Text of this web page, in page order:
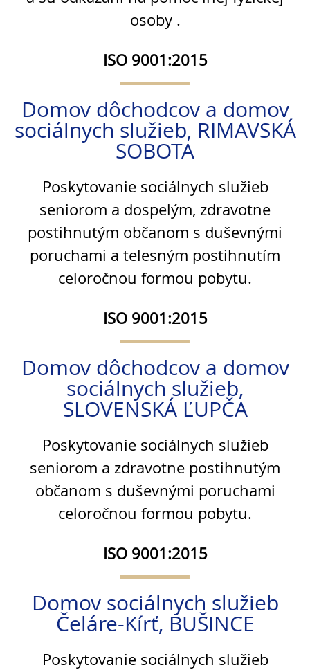
osoby .
ISO 9001:2015
Domov dôchodcov a domov
sociálnych služieb, RIMAVSKÁ
SOBOTA
Poskytovanie sociálnych služieb
seniorom a dospelým, zdravotne
postihnutým občanom s duševnými
poruchami a telesným postihnutím
celoročnou formou pobytu.
ISO 9001:2015
Domov dôchodcov a domov
sociálnych služieb,
SLOVENSKÁ ĽUPČA
Poskytovanie sociálnych služieb
seniorom a zdravotne postihnutým
občanom s duševnými poruchami
celoročnou formou pobytu.
ISO 9001:2015
Domov sociálnych služieb
Čeláre-Kírť, BUŠINCE
Poskytovanie sociálnych služieb